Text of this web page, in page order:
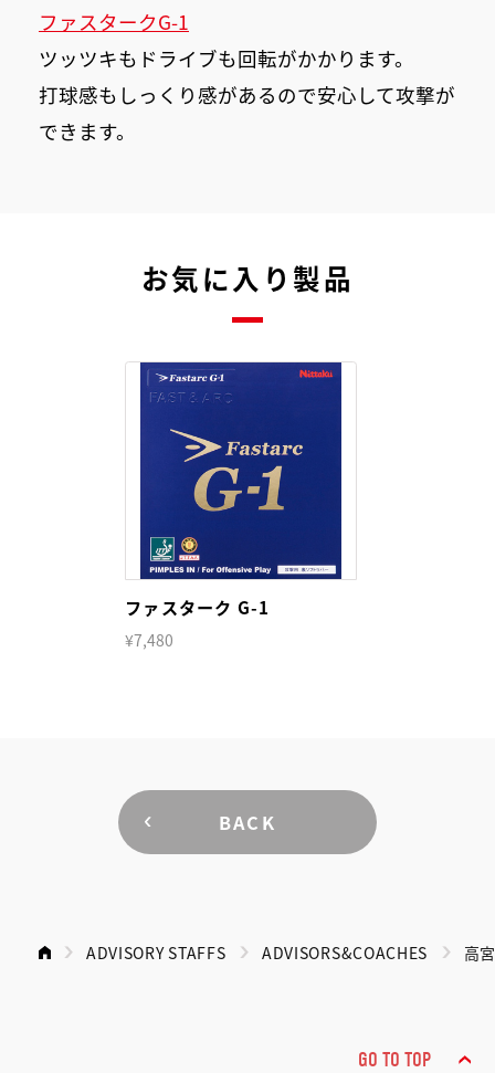
ファスタークG-1
ツッツキもドライブも回転がかかります。
打球感もしっくり感があるので安心して攻撃が
できます。
お気に入り製品
ファスターク G-1
¥7,480
BACK
ADVISORY STAFFS ADVISORS&COACHES 高
GO TO TOP